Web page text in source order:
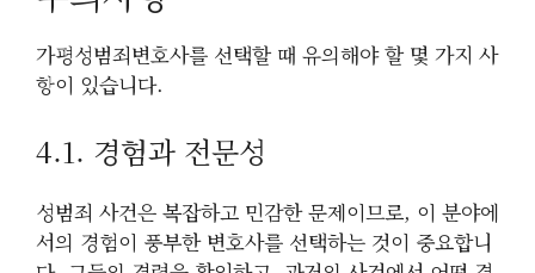
가평성범죄변호사를 선택할 때 유의해야 할 몇 가지 사
항이 있습니다.
4.1. 경험과 전문성
성범죄 사건은 복잡하고 민감한 문제이므로, 이 분야에
서의 경험이 풍부한 변호사를 선택하는 것이 중요합니